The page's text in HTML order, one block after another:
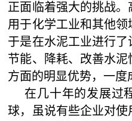
正面临着强大的挑战
用于化学工业和其他领
于是在水泥工业进行
节能、降耗、改善水
方面的明显优势，一度
在几十年的发展过
球，虽说有些企业对